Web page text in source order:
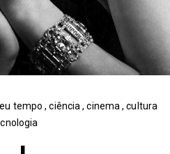
tempo,ciência,cinema,cultura